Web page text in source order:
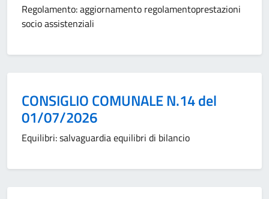
Regolamento: aggiornamento regolamentoprestazioni
socio assistenziali
Categoria:
CONSIGLIO COMUNALE N.14 del
01/07/2026
Equilibri: salvaguardia equilibri di bilancio